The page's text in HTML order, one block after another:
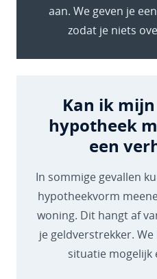
aan. We geven je
zodat je niets
Kan ik
hypotheek
een
In sommige gevallen
hypotheekvorm
woning. Dit hangt af
je geldverstrekker.
situatie mogelijk